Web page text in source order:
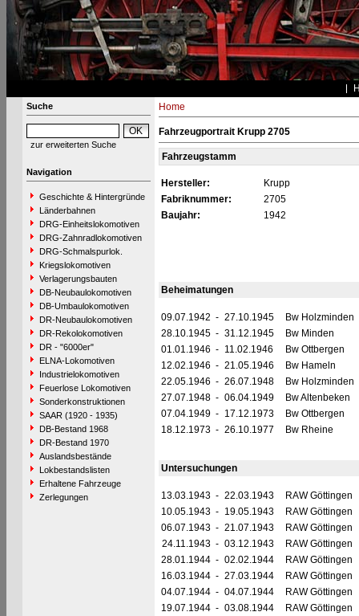
Suche
zur erweiterten Suche
Navigation
Geschichte & Hintergründe
Länderbahnen
DRG-Einheitslokomotiven
DRG-Zahnradlokomotiven
DRG-Schmalspurlok.
Kriegslokomotiven
Verlagerungsbauten
DB-Neubaulokomotiven
DB-Umbaulokomotiven
DR-Neubaulokomotiven
DR-Rekolokomotiven
DR - "6000er"
ELNA-Lokomotiven
Industrielokomotiven
Feuerlose Lokomotiven
Sonderkonstruktionen
SAAR (1920 - 1935)
DB-Bestand 1968
DR-Bestand 1970
Auslandsbestände
Lokbestandslisten
Erhaltene Fahrzeuge
Zerlegungen
Home
Fahrzeugportrait Krupp 2705
Fahrzeugstamm
Hersteller:
Krupp
Fabriknummer:
2705
Baujahr:
1942
Beheimatungen
09.07.1942 - 27.10.1945
Bw Holzminden
28.10.1945 - 31.12.1945
Bw Minden
01.01.1946 - 11.02.1946
Bw Ottbergen
12.02.1946 - 21.05.1946
Bw Hameln
22.05.1946 - 26.07.1948
Bw Holzminden
27.07.1948 - 06.04.1949
Bw Altenbeken
07.04.1949 - 17.12.1973
Bw Ottbergen
18.12.1973 - 26.10.1977 Bw Rheine
Untersuchungen
13.03.1943 - 22.03.1943
RAW Göttingen
10.05.1943 - 19.05.1943
RAW Göttingen
06.07.1943 - 21.07.1943
RAW Göttingen
24.11.1943 - 03.12.1943
RAW Göttingen
28.01.1944 - 02.02.1944
RAW Göttingen
16.03.1944 - 27.03.1944
RAW Göttingen
04.07.1944 - 04.07.1944
RAW Göttingen
19.07.1944 - 03.08.1944
RAW Göttingen